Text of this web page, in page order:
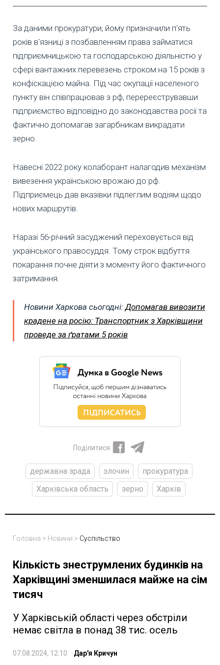
За даними прокуратури, йому призначили п'ять
років в'язниці з позбавленням права займатися
підприємницькою та господарською діяльністю у
сфері вантажних перевезень строком на 15 років з
конфіскацією майна. Під час окупації населеного
пункту він співпрацював з рф, перереєструвавши
підприємство відповідно до законодавства росії та
фактично допомагав загарбникам викрадати
зерно.
Навесні 2022 року колаборант налагодив механізм
вивезення українською врожаю до рф.
Підприємець дав вказівки підлеглим водіям щодо
нових маршрутів.
Наразі 56-річний засуджений переховується від
українського правосуддя. Тому строк відбуття
покарання почне діяти з моменту його фактичного
затримання.
Новини Харкова сьогодні: Допомагав вивозити
крадене на росію: Транспортник з Харківщини
проведе за ґратами 5 років
Поділитися
державна зрада злочин
прокуратура
Харківська область
зерно Харків
Головна > Новини > Суспільство
Кількість знеструмлених будинків на
Харківщині зменшилася майже на сім
тисяч
У Харківській області через обстріли
немає світла в понад 38 тис. осель
07.08.2024, 12:10 Дар'я Кричун